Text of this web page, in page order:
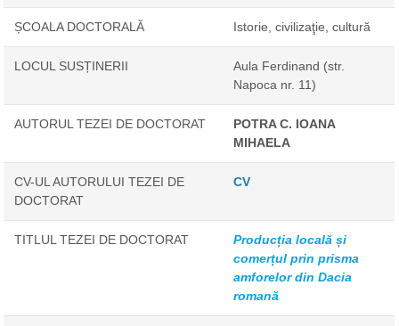
ȘCOALA DOCTORALĂ Istorie, civilizaţie, cultură
LOCUL SUSȚINERII
Aula Ferdinand (str.
Napoca nr. 11)
AUTORUL TEZEI DE DOCTORAT
POTRA C. IOANA
MIHAELA
CV-UL AUTORULUI TEZEI DE
DOCTORAT
CV
TITLUL TEZEI DE DOCTORAT
Producția locală și
comerțul prin prisma
amforelor din Dacia
romană